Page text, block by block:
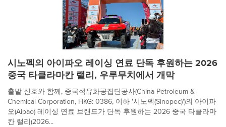
시노펙의 아이파오 레이싱 연료 단독 후원하는 2026
중국 타클라마칸 랠리, 우루무치에서 개막
출발 신호와 함께, 중국석유화공집단공사(China Petroleum &
Chemical Corporation, HKG: 0386, 이하 '시노펙(Sinopec)')의 아이파
오(Aipao) 레이싱 연료 브랜드가 단독 후원하는 2026 중국 타클라마
칸 랠리(2026...